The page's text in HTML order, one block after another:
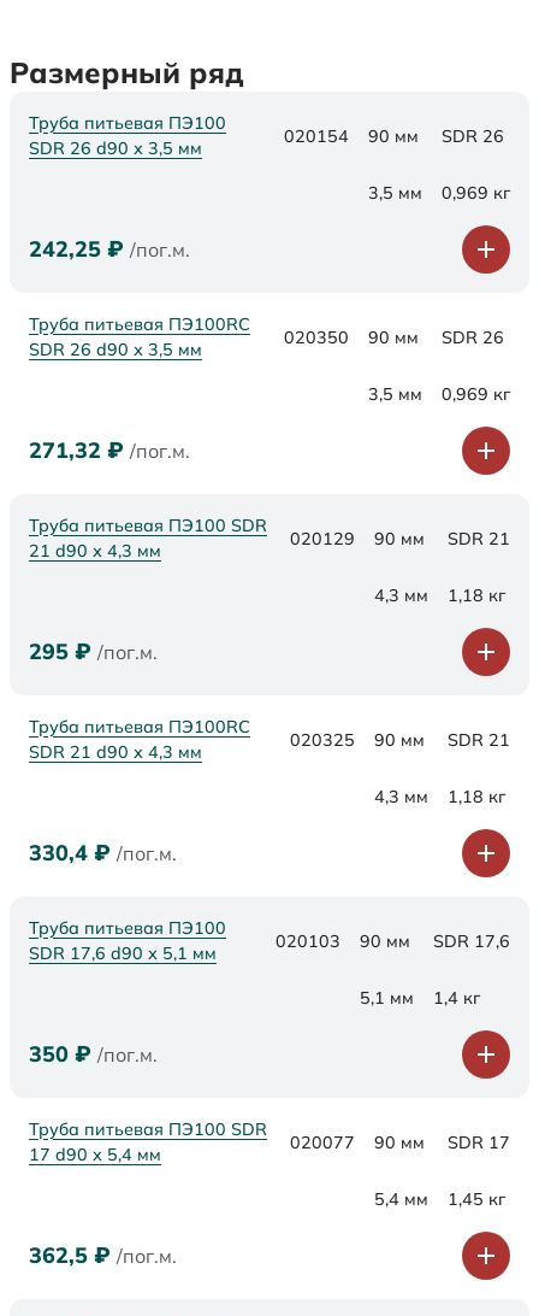
Размерный ряд
Труба питьевая ПЭ100
SDR 26 d90 х 3,5 мм
020154 90 мм SDR 26
3,5 мм 0,969 кг
242,25 ₽ /пог.м.
Труба питьевая ПЭ100RC
SDR 26 d90 х 3,5 мм
020350 90 мм SDR 26
3,5 мм 0,969 кг
271,32 ₽ /пог.м.
Труба питьевая ПЭ100 SDR
21 d90 х 4,3 мм
020129 90 мм SDR 21
4,3 мм 1,18 кг
295 ₽ /пог.м.
Труба питьевая ПЭ100RC
SDR 21 d90 х 4,3 мм
020325 90 мм SDR 21
4,3 мм 1,18 кг
330,4 ₽ /пог.м.
Труба питьевая ПЭ100
SDR 17,6 d90 х 5,1 мм
020103 90 мм SDR 17,6
5,1 мм 1,4 кг
350 ₽ /пог.м.
Труба питьевая ПЭ100 SDR
17 d90 х 5,4 мм
020077 90 мм SDR 17
5,4 мм 1,45 кг
362,5 ₽ /пог.м.